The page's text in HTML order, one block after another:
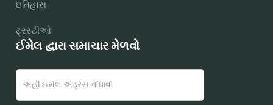
ઇતિહાસ
ટ્રસ્ટીઓ
ઈમેલ દ્વારા સમાચાર મેળવો